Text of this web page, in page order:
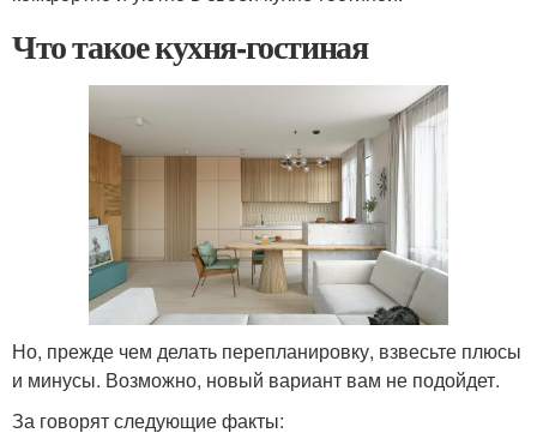
Что такое кухня-гостиная
Но, прежде чем делать перепланировку, взвесьте плюсы
и минусы. Возможно, новый вариант вам не подойдет.
За говорят следующие факты: